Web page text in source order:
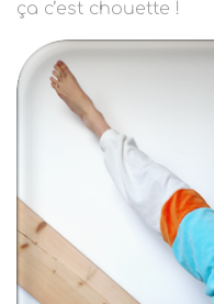
ça c’est chouette !